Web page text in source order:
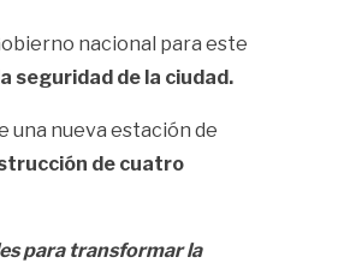
nacional para este
seguridad de la ciudad.
una nueva estación de
de cuatro
para transformar la